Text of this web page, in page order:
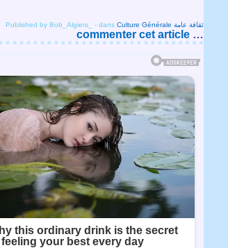
Published by Bob_Algiers_ - dans Culture Générale ثقافة عامة
commenter cet article …